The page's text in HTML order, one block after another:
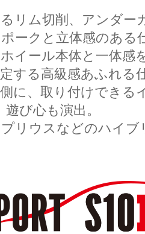
リム切削、アンダ
ークと立体感のある
イール本体と一体感
する高級感あふれる
に、取り付けできる
び心も演出。
リウスなどのハイ